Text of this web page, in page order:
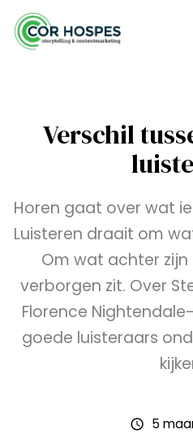
Verschil
Horen gaat over wat
Luisteren draait om
Om wat achter
verborgen zit. Over
Florence
goede luisteraars
schedule 5